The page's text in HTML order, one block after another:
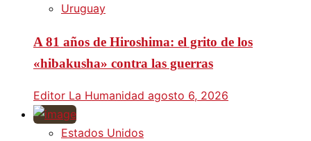
Uruguay
A 81 años de Hiroshima: el grito de los
«hibakusha» contra las guerras
Editor La Humanidad agosto 6, 2026
Estados Unidos